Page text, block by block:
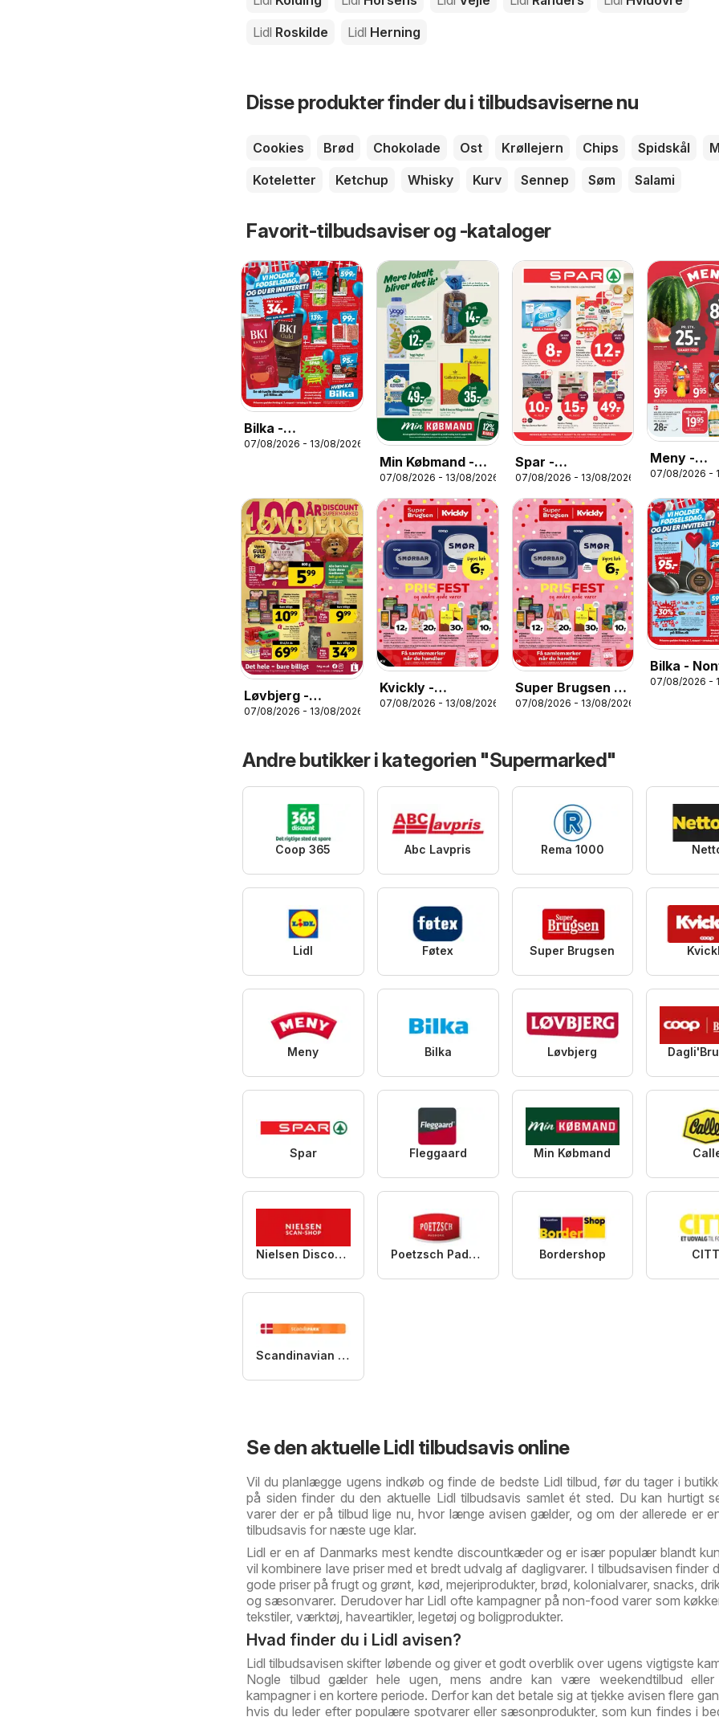
Lidl Roskilde Lidl Herning
Disse produkter finder du i tilbudsaviserne nu
Cookies Brød Chokolade Ost Krøllejern Chips Spidskål
Koteletter
Ketchup Whisky Kurv Sennep Søm Salami
Favorit-tilbudsaviser og -kataloger
Bilka -
Tilbudsavis uge
07/08/2026 - 13/08/2026
Min Købmand -
Tilbudsavis uge
33
07/08/2026 - 13/08/2026
Spar -
Tilbudsavis uge
33
07/08/2026 - 13/08/2026
Meny -
33
07/08/2026 -
Løvbjerg -
Tilbudsavis uge
07/08/2026 - 13/08/2026
Kvickly -
Tilbudsavis uge
07/08/2026 - 13/08/2026
Super Brugsen -
Tilbudsavis uge
07/08/2026 - 13/08/2026
Bilka -
07/08/2026 -
Andre butikker i kategorien "Supermarked"
Coop 365 Abc Lavpris Rema 1000
Lidl Føtex Super Brugsen
Meny Bilka Løvbjerg
Spar Fleggaard Min Købmand
Nielsen Discount Poetzsch Padborg Bordershop
Scandinavian Park
Se den aktuelle Lidl tilbudsavis online
Vil du planlægge ugens indkøb og finde de bedste Lidl tilbud, før du tager i
på siden finder du den aktuelle Lidl tilbudsavis samlet ét sted. Du kan hurtigt
varer der er på tilbud lige nu, hvor længe avisen gælder, og om der allerede er
tilbudsavis for næste uge klar.
Lidl er en af Danmarks mest kendte discountkæder og er især populær blandt
vil kombinere lave priser med et bredt udvalg af dagligvarer. I tilbudsavisen finder
gode priser på frugt og grønt, kød, mejeriprodukter, brød, kolonialvarer, snacks,
og sæsonvarer. Derudover har Lidl ofte kampagner på non-food varer som
tekstiler, værktøj, haveartikler, legetøj og boligprodukter.
Hvad finder du i Lidl avisen?
Lidl tilbudsavisen skifter løbende og giver et godt overblik over ugens vigtigste
Nogle tilbud gælder hele ugen, mens andre kan være weekendtilbud
kampagner i en kortere periode. Derfor kan det betale sig at tjekke avisen flere
hvis du leder efter populære spotvarer eller sæsonprodukter, som kun findes i